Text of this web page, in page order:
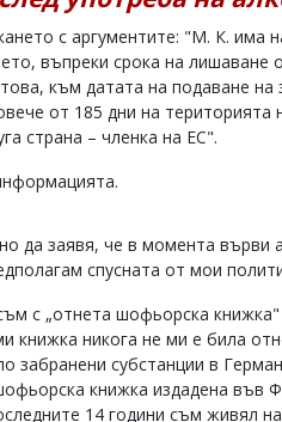
с аргументите: "М. К. има
въпреки срока на лишаване
към датата на подаване на
от 185 дни на
страна – членка на ЕС".
да заявя, че в момента
спусната от мои
с „отнета шофьорска
книжка никога не ми е била
забранени субстанции в
книжка издадена във
14 години съм живял